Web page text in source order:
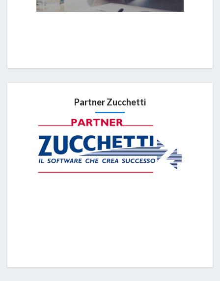
Partner Zucchetti